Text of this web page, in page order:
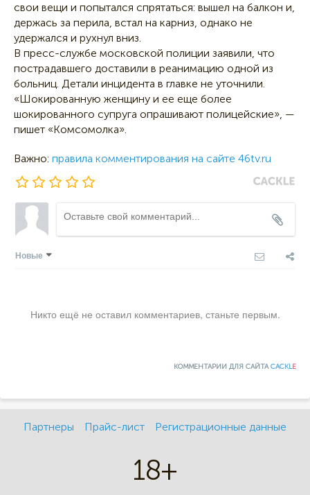
свои вещи и попытался спрятаться: вышел на балкон и,
держась за перила, встал на карниз, однако не
удержался и рухнул вниз.
В пресс-службе московской полиции заявили, что
пострадавшего доставили в реанимацию одной из
больниц. Детали инцидента в главке не уточнили.
«Шокированную женщину и ее еще более
шокированного супруга опрашивают полицейские», —
пишет «Комсомолка».
Важно: правила комментирования на сайте 46tv.ru
Новые
Никто ещё не оставил комментариев, станьте первым.
КОММЕНТАРИИ ДЛЯ САЙТАCACKLE
Партнеры Прайс-лист Регистрационные данные
18+